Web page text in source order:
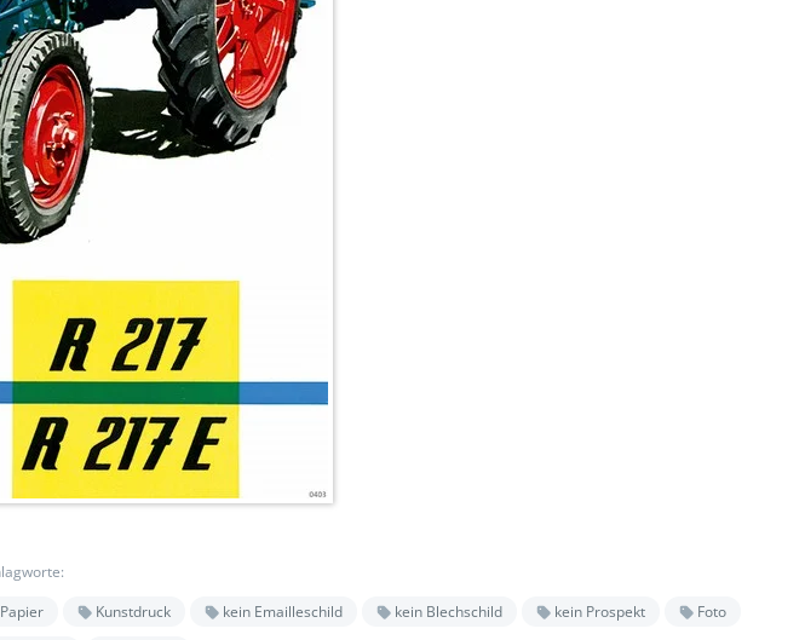
Kunstdruck kein Emailleschild kein Blechschild kein Prospekt
Foto